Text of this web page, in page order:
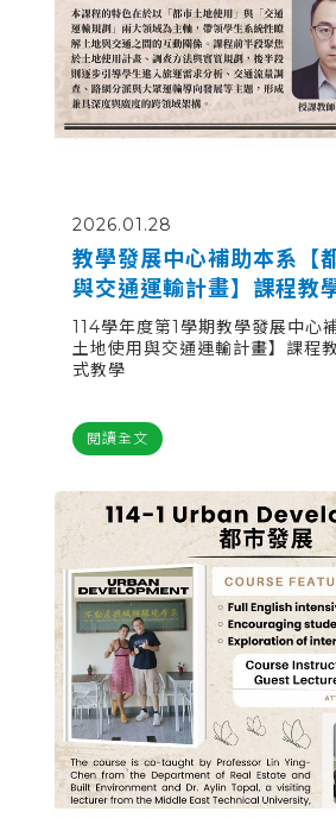
2026.01.28
教學發展中心補助本系【
與交通運輸計畫】課程教
式教學
114學年度第1學期教學發展中心
土地使用與交通運輸計畫】課程
式教學
閱讀全文